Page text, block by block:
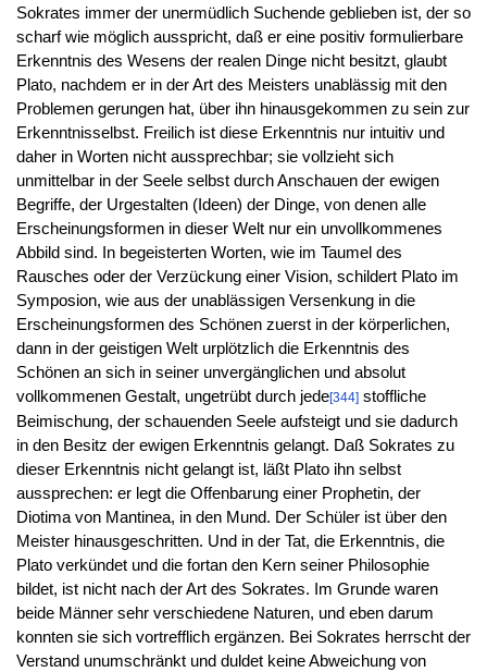
Sokrates immer der unermüdlich Suchende geblieben ist, der so
scharf wie möglich ausspricht, daß er eine positiv formulierbare
Erkenntnis des Wesens der realen Dinge nicht besitzt, glaubt
Plato, nachdem er in der Art des Meisters unablässig mit den
Problemen gerungen hat, über ihn hinausgekommen zu sein zur
Erkenntnisselbst. Freilich ist diese Erkenntnis nur intuitiv und
daher in Worten nicht aussprechbar; sie vollzieht sich
unmittelbar in der Seele selbst durch Anschauen der ewigen
Begriffe, der Urgestalten (Ideen) der Dinge, von denen alle
Erscheinungsformen in dieser Welt nur ein unvollkommenes
Abbild sind. In begeisterten Worten, wie im Taumel des
Rausches oder der Verzückung einer Vision, schildert Plato im
Symposion, wie aus der unablässigen Versenkung in die
Erscheinungsformen des Schönen zuerst in der körperlichen,
dann in der geistigen Welt urplötzlich die Erkenntnis des
Schönen an sich in seiner unvergänglichen und absolut
vollkommenen Gestalt, ungetrübt durch jede[344]stoffliche
Beimischung, der schauenden Seele aufsteigt und sie dadurch
in den Besitz der ewigen Erkenntnis gelangt. Daß Sokrates zu
dieser Erkenntnis nicht gelangt ist, läßt Plato ihn selbst
aussprechen: er legt die Offenbarung einer Prophetin, der
Diotima von Mantinea, in den Mund. Der Schüler ist über den
Meister hinausgeschritten. Und in der Tat, die Erkenntnis, die
Plato verkündet und die fortan den Kern seiner Philosophie
bildet, ist nicht nach der Art des Sokrates. Im Grunde waren
beide Männer sehr verschiedene Naturen, und eben darum
konnten sie sich vortrefflich ergänzen. Bei Sokrates herrscht der
Verstand unumschränkt und duldet keine Abweichung von